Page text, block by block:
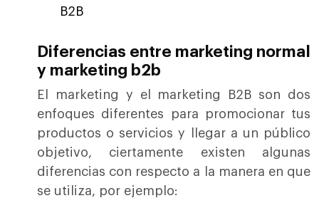
B2B
Diferencias entre marketing normal
y marketing b2b
El marketing y el marketing B2B son dos
enfoques diferentes para promocionar tus
productos o servicios y llegar a un público
objetivo, ciertamente existen algunas
diferencias con respecto a la manera en que
se utiliza, por ejemplo: